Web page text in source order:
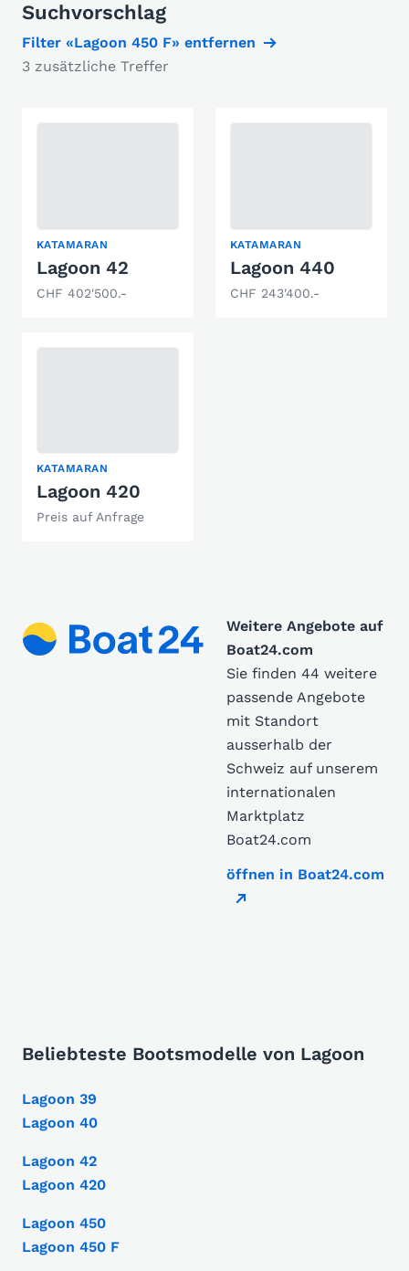
Suchvorschlag
Filter «Lagoon 450 F» entfernen
3 zusätzliche Treffer
KATAMARAN
Lagoon 42
CHF 402'500.-
KATAMARAN
Lagoon 440
CHF 243'400.-
KATAMARAN
Lagoon 420
Preis auf Anfrage
Weitere Angebote auf
Boat24.com
Sie finden 44 weitere
passende Angebote
mit Standort
ausserhalb der
Schweiz auf unserem
internationalen
Marktplatz
Boat24.com
öffnen in Boat24.com
Beliebteste Bootsmodelle von Lagoon
Lagoon 39
Lagoon 40
Lagoon 42
Lagoon 420
Lagoon 450
Lagoon 450 F